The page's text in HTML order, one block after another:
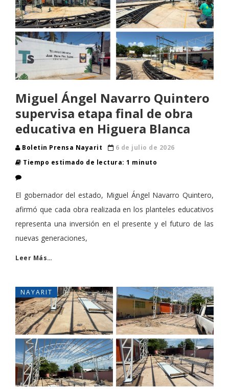
Miguel Ángel Navarro Quintero
supervisa etapa final de obra
educativa en Higuera Blanca
Boletin Prensa Nayarit
6 de julio de 2026
Tiempo estimado de lectura: 1 minuto
El gobernador del estado, Miguel Ángel Navarro Quintero,
afirmó que cada obra realizada en los planteles educativos
representa una inversión en el presente y el futuro de las
nuevas generaciones,
Leer Más…
NAYARIT